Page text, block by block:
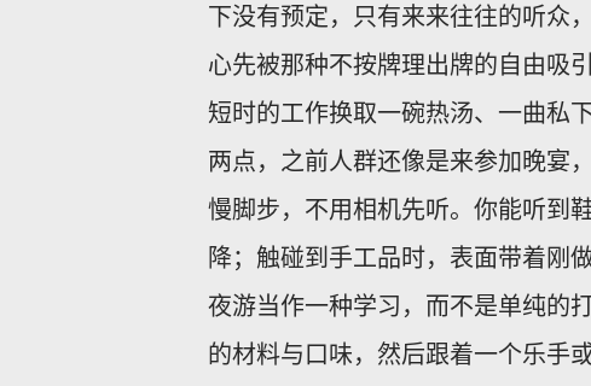
下没有预定，只有来来往往的听众
心先被那种不按牌理出牌的自由吸
短时的工作换取一碗热汤、一曲私
两点，之前人群还像是来参加晚宴
慢脚步，不用相机先听。你能听到
降；触碰到手工品时，表面带着刚
夜游当作一种学习，而不是单纯的
的材料与口味，然后跟着一个乐手